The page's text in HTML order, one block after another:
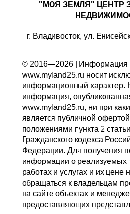
"МОЯ ЗЕМЛЯ" ЦЕНТР
г. Владивосток, ул.
© 2016—2026 | Информация
www.myland25.ru носит
информационный характер.
информация,
www.myland25.ru, ни при
является публичной
положениями пункта 2
Гражданского кодекса
Федерации. Для получения
информации о реализуемых
работах и услугах и их цене
обращаться к владельцам
на сайте объектах и
предоставляющих